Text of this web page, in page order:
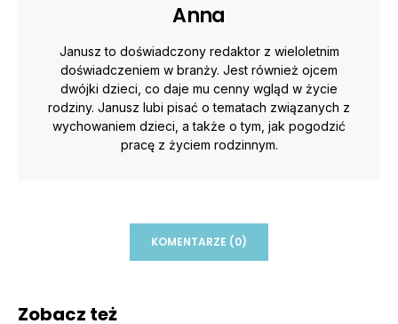
Anna
Janusz to doświadczony redaktor z wieloletnim
doświadczeniem w branży. Jest również ojcem
dwójki dzieci, co daje mu cenny wgląd w życie
rodziny. Janusz lubi pisać o tematach związanych z
wychowaniem dzieci, a także o tym, jak pogodzić
pracę z życiem rodzinnym.
KOMENTARZE (0)
Zobacz też